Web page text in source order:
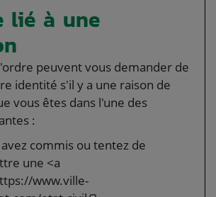
lié à une
peuvent vous demander de
identité s'il y a une raison de
vous êtes dans l'une des
:
commis ou tentez de
une <a
www.ville-